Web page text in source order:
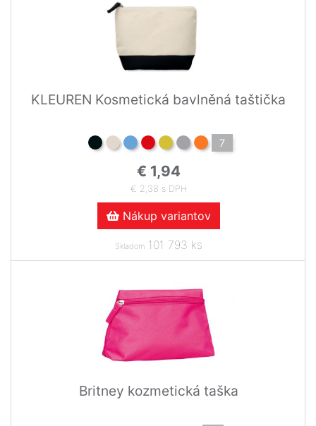
KLEUREN Kosmetická bavlněná taštička
7
€ 1,94
€ 2,38 s DPH
Nákup variantov
Skladom101 793 ks
Britney kozmetická taška